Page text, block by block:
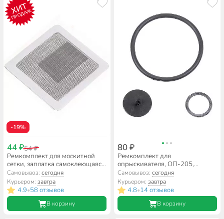
ХИТ
ПРОДАЖ
-19%
44 ₽54 ₽
Ремкомплект для москитной
сетки, заплатка самоклеющаяся,
10х10 см, YTWS010C
Самовывоз:сегодня
Курьером:завтра
4.9•58 отзывов
В корзину
80 ₽
Ремкомплект для
опрыскивателя, ОП-205,
ОП-230, ОП-270 ОП 210, Жук,
№5, 9775-00
Самовывоз: сегодня
Курьером: завтра
4.8•14 отзывов
В корзину